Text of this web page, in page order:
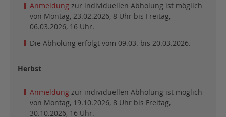
Anmeldung zur individuellen Abholung ist möglich
von Montag, 23.02.2026, 8 Uhr bis Freitag,
06.03.2026, 16 Uhr.
Die Abholung erfolgt vom 09.03. bis 20.03.2026.
Herbst
Anmeldung zur individuellen Abholung ist möglich
von Montag, 19.10.2026, 8 Uhr bis Freitag,
30.10.2026, 16 Uhr.